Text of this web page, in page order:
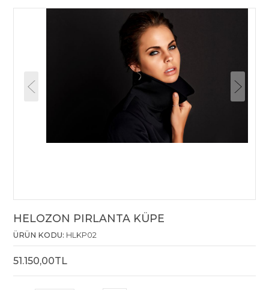
HELOZON PIRLANTA KÜPE
ÜRÜN KODU: HLKP02
51.150,00TL